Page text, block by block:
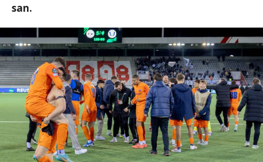
san.